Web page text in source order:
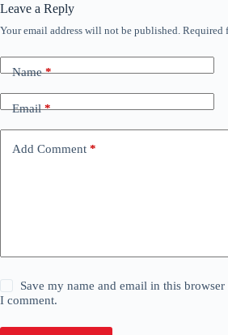
Leave a Reply
Your email address will not be published. Required
Name*
Email*
Add Comment *
Save my name and email in this
I comment.